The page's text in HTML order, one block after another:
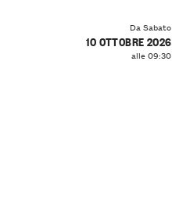
Da Sabato
10 OTTOBRE 2026
alle 09:30